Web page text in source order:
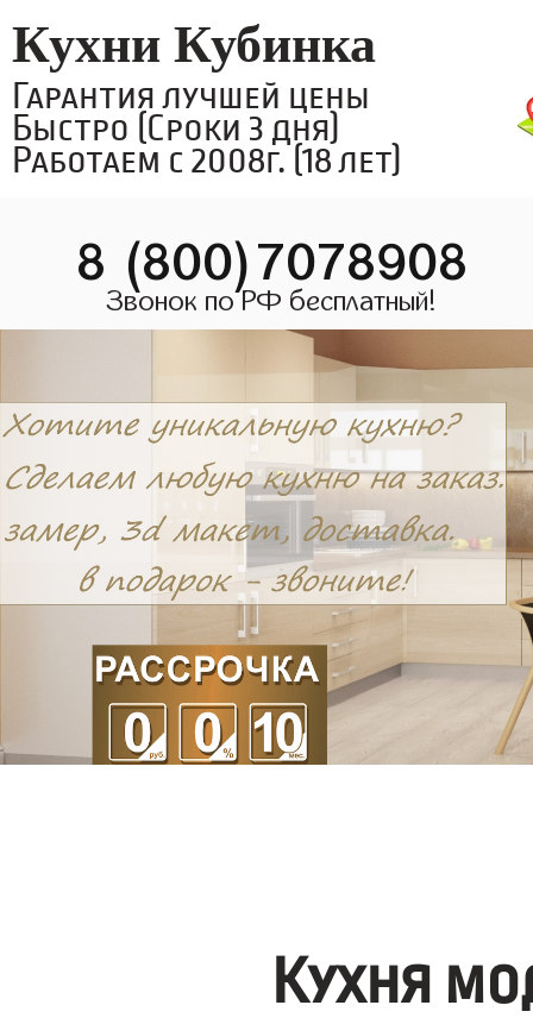
Кухни Кубинка
Гарантия лучшей цены
Быстро (Сроки 3 дня)
Работаем с 2008г. (18 лет)
8 (800)7078908
Звонок по РФ бесплатный!
Кухня